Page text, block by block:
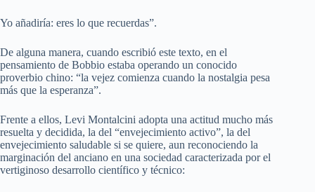
Yo añadiría: eres lo que recuerdas”.
De alguna manera, cuando escribió este texto, en el
pensamiento de Bobbio estaba operando un conocido
proverbio chino: “la vejez comienza cuando la nostalgia pesa
más que la esperanza”.
Frente a ellos, Levi Montalcini adopta una actitud mucho más
resuelta y decidida, la del “envejecimiento activo”, la del
envejecimiento saludable si se quiere, aun reconociendo la
marginación del anciano en una sociedad caracterizada por el
vertiginoso desarrollo científico y técnico: